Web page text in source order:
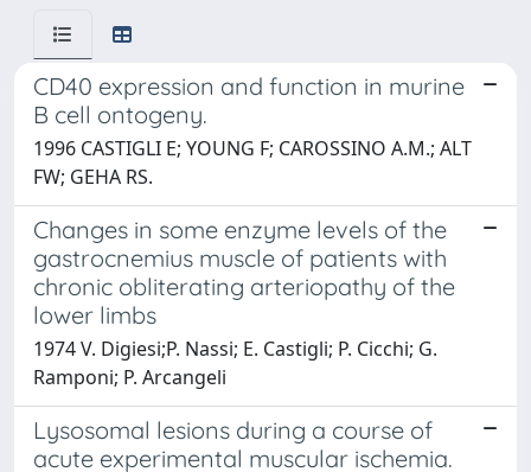
CD40 expression and function in murine
B cell ontogeny.
1996 CASTIGLI E; YOUNG F; CAROSSINO A.M.; ALT
FW; GEHA RS.
Changes in some enzyme levels of the
gastrocnemius muscle of patients with
chronic obliterating arteriopathy of the
lower limbs
1974 V. Digiesi;P. Nassi; E. Castigli; P. Cicchi; G.
Ramponi; P. Arcangeli
Lysosomal lesions during a course of
acute experimental muscular ischemia.